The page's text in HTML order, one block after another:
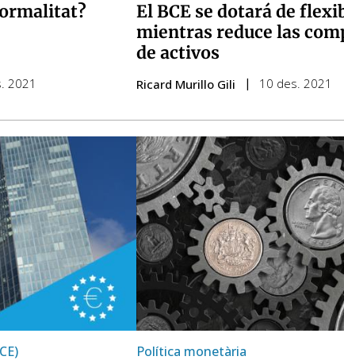
2021
El BCE se dotará de
mientras reduce las
de activos
Ricard Murillo Gili 10 des. 2021
Política monetària